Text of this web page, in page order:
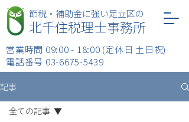
営業時間 09:00 - 18:00 (定休日 土日祝)
​電話番号 03-6675-5439
​節税・補助金に強い足立区の
北千住税理士事務所
記事
全ての記事